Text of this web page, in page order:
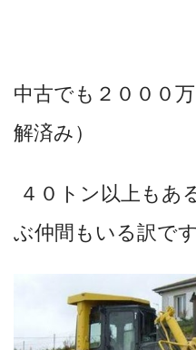
中古でも２０００
解済み）
４０トン以上もあ
ぶ仲間もいる訳です